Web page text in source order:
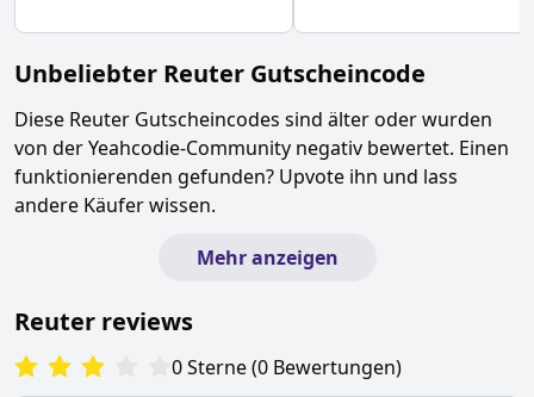
Unbeliebter Reuter Gutscheincode
Diese Reuter Gutscheincodes sind älter oder wurden
von der Yeahcodie-Community negativ bewertet. Einen
funktionierenden gefunden? Upvote ihn und lass
andere Käufer wissen.
Mehr anzeigen
Reuter reviews
0Sterne(0 Bewertungen)